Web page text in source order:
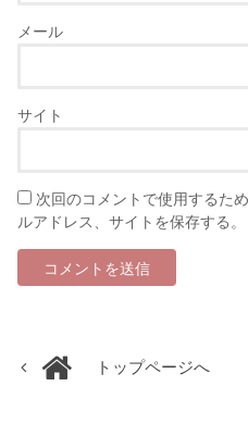
メール
サイト
次回のコメントで使用するた
ルアドレス、サイトを保存する。
トップページへ